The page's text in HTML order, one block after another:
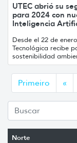
Norte
UTEC abrió su
para 2024 con
Inteligencia
Desde el 22 de
Tecnológica recibe
sostenibilidad
Primeiro «